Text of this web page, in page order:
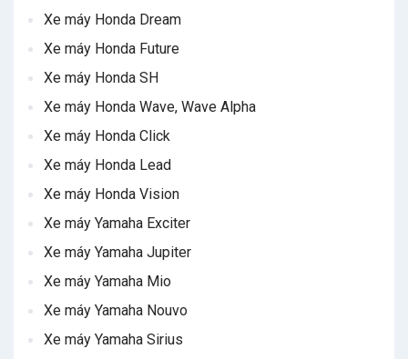
Xe máy Honda Dream
Xe máy Honda Future
Xe máy Honda SH
Xe máy Honda Wave, Wave Alpha
Xe máy Honda Click
Xe máy Honda Lead
Xe máy Honda Vision
Xe máy Yamaha Exciter
Xe máy Yamaha Jupiter
Xe máy Yamaha Mio
Xe máy Yamaha Nouvo
Xe máy Yamaha Sirius